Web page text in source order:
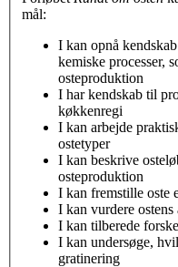
mål:
I kan opnå
kemiske processer,
osteproduktion
I har kendskab til
køkkenregi
I kan arbejde
ostetyper
I kan beskrive
osteproduktion
I kan fremstille oste
I kan vurdere
I kan tilberede
I kan undersøge,
gratinering